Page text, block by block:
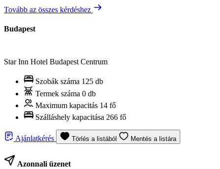
Tovább az összes kérdéshez
Budapest
Star Inn Hotel Budapest Centrum
Szobák száma 125 db
Termek száma 0 db
Maximum kapacitás 14 fő
Szálláshely kapacitása 266 fő
Ajánlatkérés Törlés a listából Mentés a listára
Azonnali üzenet